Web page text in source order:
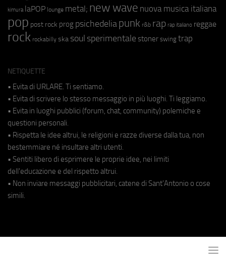
kimura laPOP lounge metal; new wave nuova musica italiana
pop post rock prog psichedeliapunk r&b rap rap italiano reggae
rock rockabilly ska soul sperimentale stoner swing trap
NETIQUETTE
• Evita di URLARE. Ti sentiamo.
• Evita di scrivere lo stesso messaggio in più luoghi. Ti leggiamo.
• Evita in luoghi pubblici (forum, chat, community) polemiche e
questioni personali.
• Rispetta le idee altrui, le religioni e razze diverse dalla tua, non
bestemmiare né insultare altri utenti.
• Sentiti libero di esprimere le proprie idee, nei limiti
dell'educazione e del rispetto altrui.
• Non inviare messaggi pubblicitari, catene di Sant'Antonio o cose
simili.